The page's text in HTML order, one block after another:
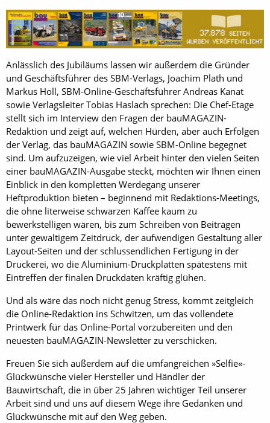
Anlässlich des Jubiläums lassen wir außerdem die Gründer
und Geschäftsführer des SBM-Verlags, Joachim Plath und
Markus Holl, SBM-Online-Geschäftsführer Andreas Kanat
sowie Verlagsleiter Tobias Haslach sprechen: Die Chef-Etage
stellt sich im Interview den Fragen der bauMAGAZIN-
Redaktion und zeigt auf, welchen Hürden, aber auch Erfolgen
der Verlag, das bauMAGAZIN sowie SBM-Online begegnet
sind. Um aufzuzeigen, wie viel Arbeit hinter den vielen Seiten
einer bauMAGAZIN-Ausgabe steckt, möchten wir Ihnen einen
Einblick in den kompletten Werdegang unserer
Heftproduktion bieten – beginnend mit Redaktions-Meetings,
die ohne literweise schwarzen Kaffee kaum zu
bewerkstelligen wären, bis zum Schreiben von Beiträgen
unter gewaltigem Zeitdruck, der aufwendigen Gestaltung aller
Layout-Seiten und der schlussendlichen Fertigung in der
Druckerei, wo die Aluminium-Druckplatten spätestens mit
Eintreffen der finalen Druckdaten kräftig glühen.
Und als wäre das noch nicht genug Stress, kommt zeitgleich
die Online-Redaktion ins Schwitzen, um das vollendete
Printwerk für das Online-Portal vorzubereiten und den
neuesten bauMAGAZIN-Newsletter zu verschicken.
Freuen Sie sich außerdem auf die umfangreichen »Selfie«-
Glückwünsche vieler Hersteller und Händler der
Bauwirtschaft, die in über 25 Jahren wichtiger Teil unserer
Arbeit sind und uns auf diesem Wege ihre Gedanken und
Glückwünsche mit auf den Weg geben.